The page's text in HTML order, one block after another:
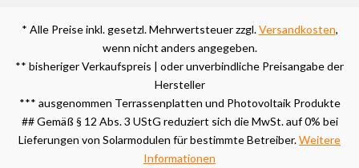
* Alle Preise inkl. gesetzl. Mehrwertsteuer zzgl.Versandkosten,
wenn nicht anders angegeben.
** bisheriger Verkaufspreis | oder unverbindliche Preisangabe der
Hersteller
*** ausgenommen Terrassenplatten und Photovoltaik Produkte
## Gemäß § 12 Abs. 3 UStG reduziert sich die MwSt. auf 0% bei
Lieferungen von Solarmodulen für bestimmte Betreiber.Weitere
Informationen